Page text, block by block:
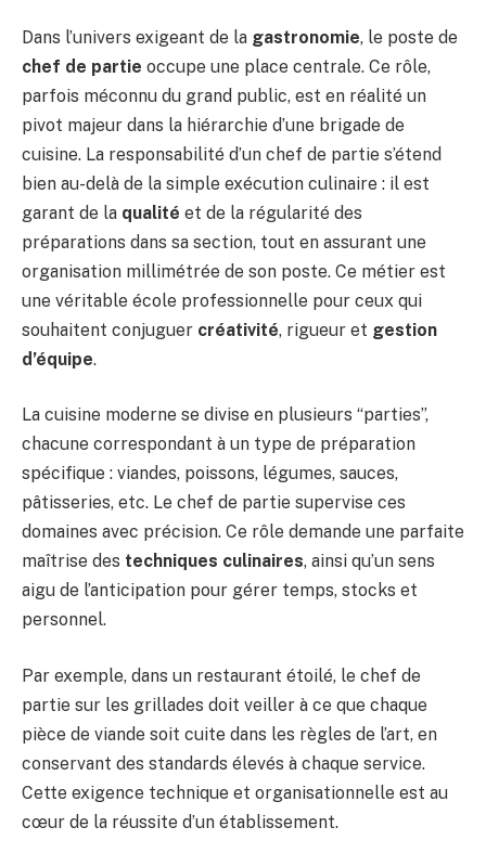
Dans l’univers exigeant de la gastronomie, le poste de
chef de partie occupe une place centrale. Ce rôle,
parfois méconnu du grand public, est en réalité un
pivot majeur dans la hiérarchie d’une brigade de
cuisine. La responsabilité d’un chef de partie s’étend
bien au-delà de la simple exécution culinaire : il est
garant de la qualité et de la régularité des
préparations dans sa section, tout en assurant une
organisation millimétrée de son poste. Ce métier est
une véritable école professionnelle pour ceux qui
souhaitent conjuguer créativité, rigueur et gestion
d’équipe.
La cuisine moderne se divise en plusieurs “parties”,
chacune correspondant à un type de préparation
spécifique : viandes, poissons, légumes, sauces,
pâtisseries, etc. Le chef de partie supervise ces
domaines avec précision. Ce rôle demande une parfaite
maîtrise des techniques culinaires, ainsi qu’un sens
aigu de l’anticipation pour gérer temps, stocks et
personnel.
Par exemple, dans un restaurant étoilé, le chef de
partie sur les grillades doit veiller à ce que chaque
pièce de viande soit cuite dans les règles de l’art, en
conservant des standards élevés à chaque service.
Cette exigence technique et organisationnelle est au
cœur de la réussite d’un établissement.